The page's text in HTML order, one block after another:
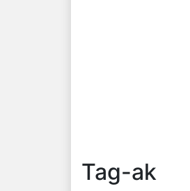
Tag-ak